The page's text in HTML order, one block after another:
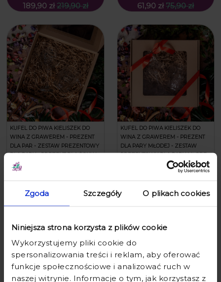
Zgoda Szczegóły O plikach cookies
Niniejsza strona korzysta z plików cookie
Wykorzystujemy pliki cookie do
spersonalizowania treści i reklam, aby oferować
funkcje społecznościowe i analizować ruch w
naszej witrynie. Informacje o tym, jak korzystasz z
189,90 zł 219,90 zł 61,90 zł 75,90 zł
KUFEL DO PIWA KIELISZEK DO
WINA Z GRAWEREM - PREZENT
DLA PAR - ZESTAW PREZENTOWY
DLA PARY - PREZENT DLA ŻONY I
KUFEL DO PIWA KIELISZEK DO
WINA Z GRAWEREM - PREZENT
DLA PARY MŁODEJ - ZESTAW
PREZENTOWY DLA PARY MŁODEJ
- PREZENT NA ŚLUB - GOŁĄBKI I
75,90 zł